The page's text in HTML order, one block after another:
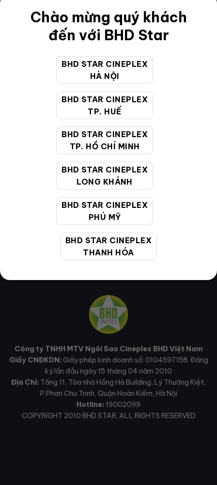
Chào mừng quý khách
đến với BHD Star
BHD STAR CINEPLEX
HÀ NỘI
BHD STAR CINEPLEX
TP. HUẾ
BHD STAR CINEPLEX
TP. HỒ CHÍ MINH
BHD STAR CINEPLEX
LONG KHÁNH
BHD STAR CINEPLEX
PHÚ MỸ
BHD STAR CINEPLEX
THANH HÓA
Điều khoản
Hướng dẫn đặt vé trực tuyến
Chính sách bảo vệ thông tin cá nhân của người tiêu
CHĂM SÓC KHÁCH HÀNG
19002099
gồm cả Lễ, Tết)
cskh@bhdstar.vn
MẠNG XÃ HỘI
Công ty TNHH MTV Ngôi Sao Cineplex BHD Việt Nam
Giấy CNĐKDN: Giấy phép kinh doanh số: 0104597158. Đăng
ký lần đầu ngày 15 tháng 04 năm 2010
Địa Chỉ: Tầng 11, Tòa nhà Hồng Hà Building, Lý Thường Kiệt,
P.Phan Chu Trinh, Quận Hoàn Kiếm, Hà Nội
Hotline: 19002099
COPYRIGHT 2010 BHD STAR. ALL RIGHTS RESERVED